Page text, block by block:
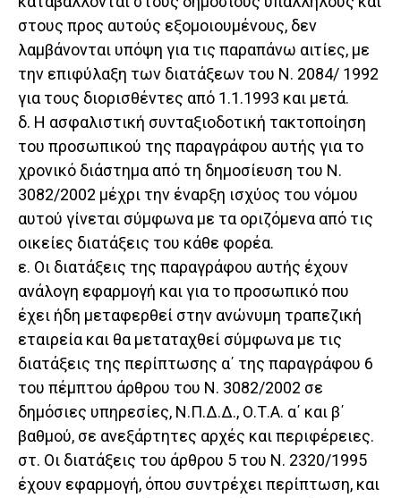
στους προς αυτούς εξομοιουμένους, δεν
λαμβάνονται υπόψη για τις παραπάνω αιτίες, με
την επιφύλαξη των διατάξεων του Ν. 2084/ 1992
για τους διορισθέντες από 1.1.1993 και μετά.
δ. Η ασφαλιστική συνταξιοδοτική τακτοποίηση
του προσωπικού της παραγράφου αυτής για το
χρονικό διάστημα από τη δημοσίευση του Ν.
3082/2002 μέχρι την έναρξη ισχύος του νόμου
αυτού γίνεται σύμφωνα με τα οριζόμενα από τις
οικείες διατάξεις του κάθε φορέα.
ε. Οι διατάξεις της παραγράφου αυτής έχουν
ανάλογη εφαρμογή και για το προσωπικό που
έχει ήδη μεταφερθεί στην ανώνυμη τραπεζική
εταιρεία και θα μεταταχθεί σύμφωνα με τις
διατάξεις της περίπτωσης α΄ της παραγράφου 6
του πέμπτου άρθρου του Ν. 3082/2002 σε
δημόσιες υπηρεσίες, Ν.Π.Δ.Δ., Ο.Τ.Α. α΄ και β΄
βαθμού, σε ανεξάρτητες αρχές και περιφέρειες.
στ. Οι διατάξεις του άρθρου 5 του Ν. 2320/1995
έχουν εφαρμογή, όπου συντρέχει περίπτωση, και